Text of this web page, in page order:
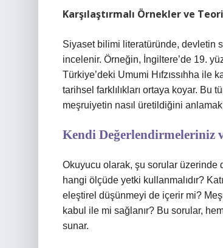
Karşılaştırmalı Örnekler ve
Siyaset bilimi literatüründe, devletin
incelenir. Örneğin, İngiltere’de 19.
Türkiye’deki Umumi Hıfzıssıhha ile
tarihsel farklılıkları ortaya koyar. Bu
meşruiyetin nasıl üretildiğini anlamak
Kendi Değerlendirmeleriniz
Okuyucu olarak, şu sorular üzerinde
hangi ölçüde yetki kullanmalıdır?
eleştirel düşünmeyi de içerir mi?
kabul ile mi sağlanır? Bu sorular,
sunar.